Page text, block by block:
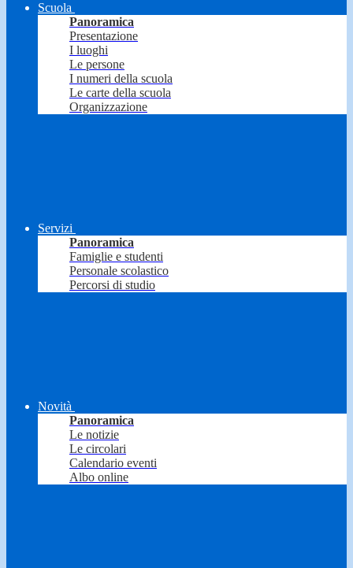
Scuola
Panoramica
Presentazione
I luoghi
Le persone
I numeri della scuola
Le carte della scuola
Organizzazione
Servizi
Panoramica
Famiglie e studenti
Personale scolastico
Percorsi di studio
Novità
Panoramica
Le notizie
Le circolari
Calendario eventi
Albo online